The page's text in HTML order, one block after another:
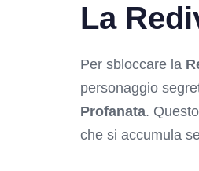
La
Per sbloccare la
personaggio
Profanata.
che si accumula